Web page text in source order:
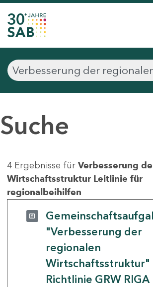
Suche
4 Ergebnisse für Verbesserung
Wirtschaftsstruktur Leitlinie für
regionalbeihilfen
"Verbesserung der
regionalen
Wirtschaftsstruktur"
Richtlinie GRW RIGA